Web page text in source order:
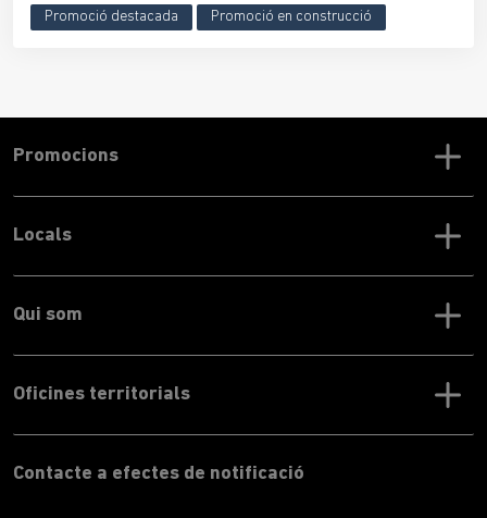
Promoció destacada Promoció en construcció
Promocions
Locals
Oficines territorials
Contacte a efectes de notificació
Qui som